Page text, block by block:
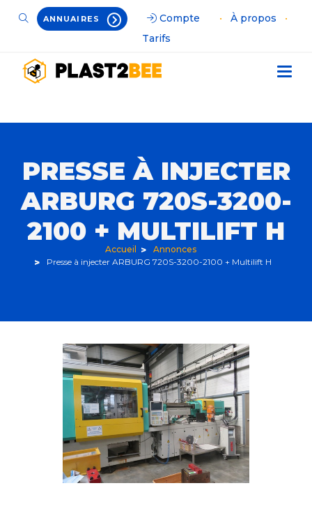
ANNUAIRES Compte • À propos
•
Tarifs
PRESSE À INJECTER
ARBURG 720S-3200-
2100 + MULTILIFT H
Accueil
Annonces
Presse à injecter ARBURG 720S-3200-2100 + Multilift H